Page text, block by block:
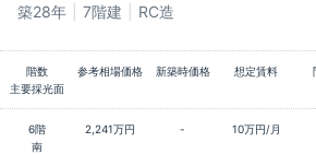
築28年
7階建 RC造
階数 参考相場価格 新築時価格 想定賃料
主要採光面
6階 2,241万円 - 10万円/月
南